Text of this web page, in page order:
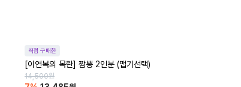
직접 구매한
[이연복의 목란] 짬뽕 2인분 (맵기선택)
14,500원